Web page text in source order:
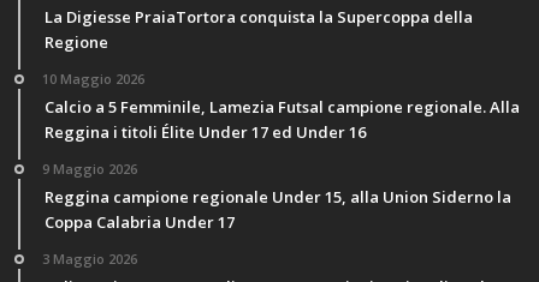
La Digiesse PraiaTortora conquista la Supercoppa della
Regione
10 Maggio 2026
Calcio a 5 Femminile, Lamezia Futsal campione regionale. Alla
Reggina i titoli Élite Under 17 ed Under 16
9 Maggio 2026
Reggina campione regionale Under 15, alla Union Siderno la
Coppa Calabria Under 17
3 Maggio 2026